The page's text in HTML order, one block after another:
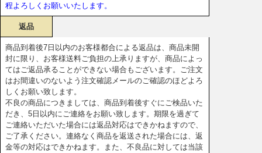
程よろしくお願いいたします。
返品
商品到着後7日以内のお客様都合による返品は、商品未開
封に限り、お客様送料ご負担の上承りますが、商品によっ
てはご返品承ることができない場合もございます。ご注文
はお間違いのないよう注文確認メールのご確認のほどよろ
しくお願い致します。
不良の商品につきましては、商品到着後すぐにご検品いた
だき、5日以内にご連絡をお願い致します。期限を過ぎて
ご連絡いただいた場合には返品対応はできかねますので、
ご了承ください。連絡なく商品を返送された場合には、返
金等の対応はできかねます。また、不良品に対しては当該